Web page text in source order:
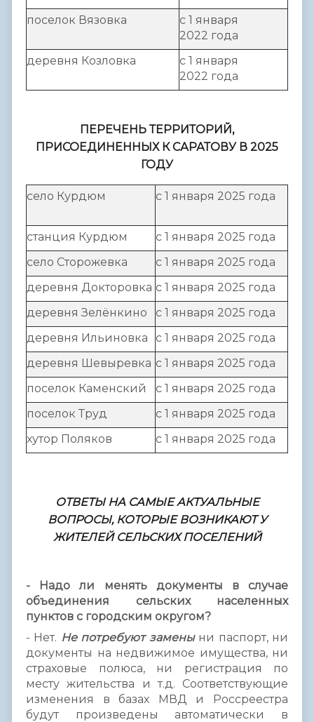
поселок Вязовка
с 1 января
2022 года
деревня Козловка
с 1 января
2022 года
ПЕРЕЧЕНЬ ТЕРРИТОРИЙ,
ПРИСОЕДИНЕННЫХ К САРАТОВУ В 2025
ГОДУ
село Курдюм с 1 января 2025 года
станция Курдюм
с 1 января 2025 года
село Сторожевка
с 1 января 2025 года
деревня Докторовка с 1 января 2025 года
деревня Зелёнкино
с 1 января 2025 года
деревня Ильиновка
с 1 января 2025 года
деревня Шевыревка с 1 января 2025 года
поселок Каменский
с 1 января 2025 года
поселок Труд
с 1 января 2025 года
хутор Поляков
с 1 января 2025 года
ОТВЕТЫ НА САМЫЕ АКТУАЛЬНЫЕ
ВОПРОСЫ, КОТОРЫЕ ВОЗНИКАЮТ У
ЖИТЕЛЕЙ СЕЛЬСКИХ ПОСЕЛЕНИЙ
- Надо ли менять документы в случае
объединения сельских населенных
пунктов с городским округом?
- Нет. Не потребуют заменыни паспорт, ни
документы на недвижимое имущества, ни
страховые полюса, ни регистрация по
месту жительства и т.д. Соответствующие
изменения в базах МВД и Россреестра
будут произведены автоматически в